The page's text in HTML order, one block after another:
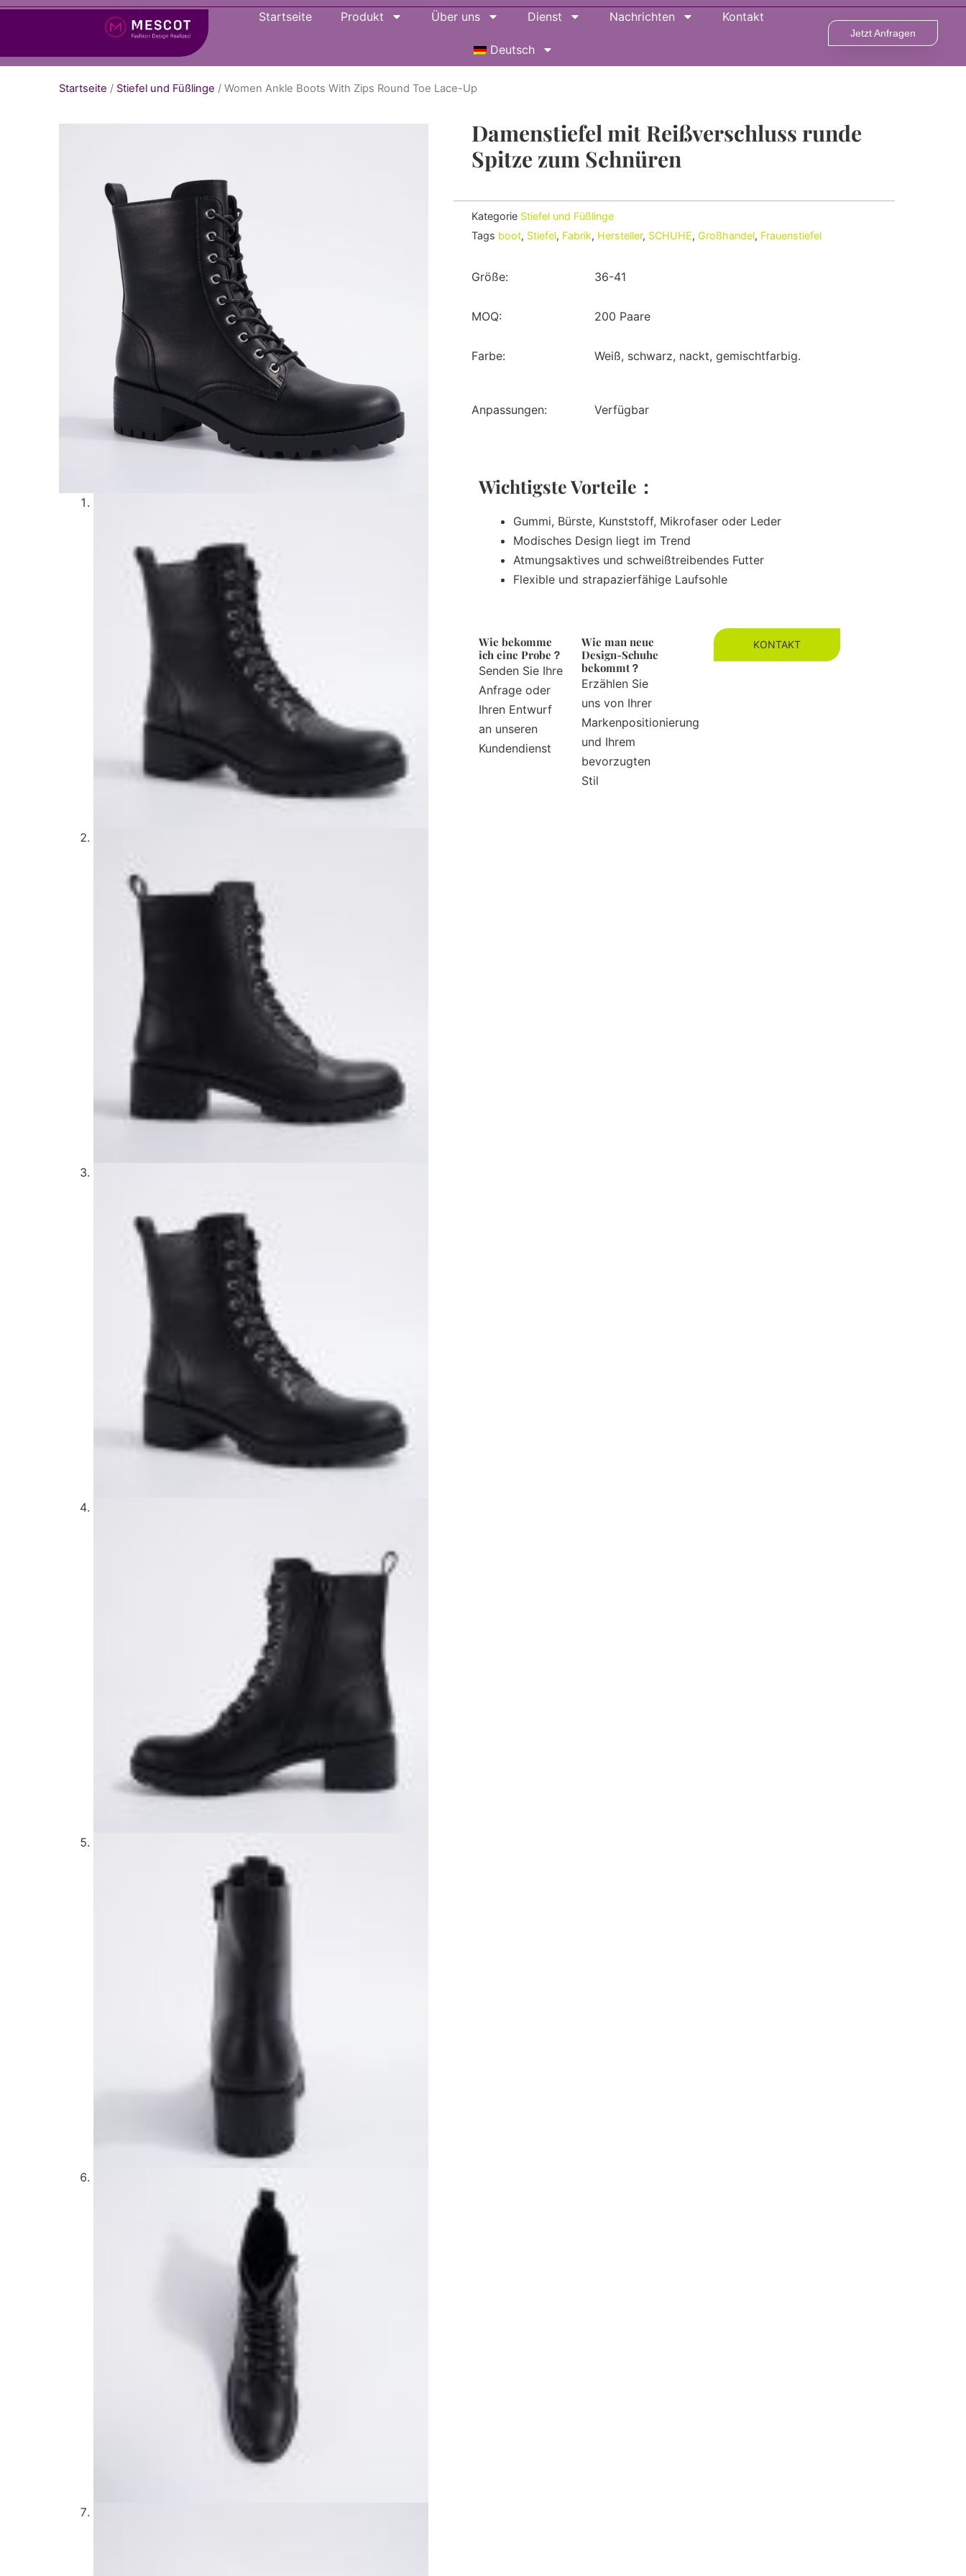
Startseite Produkt Über uns Dienst Nachrichten Kontakt
Deutsch
Jetzt Anfragen
Startseite / Stiefel und Füßlinge / Women Ankle Boots With Zips Round Toe Lace-Up
Damenstiefel mit Reißverschluss runde
Spitze zum Schnüren
Kategorie Stiefel und Füßlinge
Tags boot, Stiefel, Fabrik, Hersteller, SCHUHE, Großhandel, Frauenstiefel
Größe: 36-41
MOQ: 200 Paare
Farbe: Weiß, schwarz, nackt, gemischtfarbig.
Anpassungen: Verfügbar
Wichtigste Vorteile：
Gummi, Bürste, Kunststoff, Mikrofaser oder Leder
Modisches Design liegt im Trend
Atmungsaktives und schweißtreibendes Futter
Flexible und strapazierfähige Laufsohle
Wie bekomme
ich eine Probe？
Senden Sie Ihre
Anfrage oder
Ihren Entwurf
an unseren
Kundendienst
Wie man neue
Design-Schuhe
bekommt？
Erzählen Sie
uns von Ihrer
Markenpositionierung
und Ihrem
bevorzugten
Stil
KONTAKT